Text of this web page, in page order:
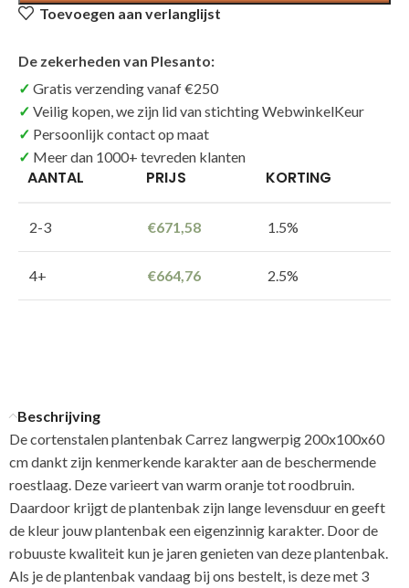
Toevoegen aan verlanglijst
De zekerheden van Plesanto:
Gratis verzending vanaf €250
Veilig kopen, we zijn lid van stichting WebwinkelKeur
Persoonlijk contact op maat
Meer dan 1000+ tevreden klanten
AANTAL PRIJS KORTING
2-3 €671,58 1.5%
4+ €664,76 2.5%
Beschrijving
De cortenstalen plantenbak Carrez langwerpig 200x100x60
cm dankt zijn kenmerkende karakter aan de beschermende
roestlaag. Deze varieert van warm oranje tot roodbruin.
Daardoor krijgt de plantenbak zijn lange levensduur en geeft
de kleur jouw plantenbak een eigenzinnig karakter. Door de
robuuste kwaliteit kun je jaren genieten van deze plantenbak.
Als je de plantenbak vandaag bij ons bestelt, is deze met 3